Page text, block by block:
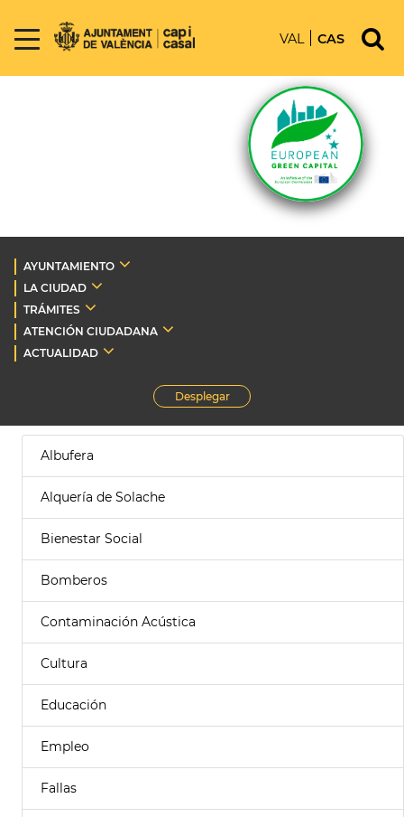
VAL CAS
AYUNTAMIENTO
LA CIUDAD
TRÁMITES
ATENCIÓN CIUDADANA
ACTUALIDAD
Desplegar
Albufera
Alquería de Solache
Bienestar Social
Bomberos
Contaminación Acústica
Cultura
Educación
Empleo
Fallas